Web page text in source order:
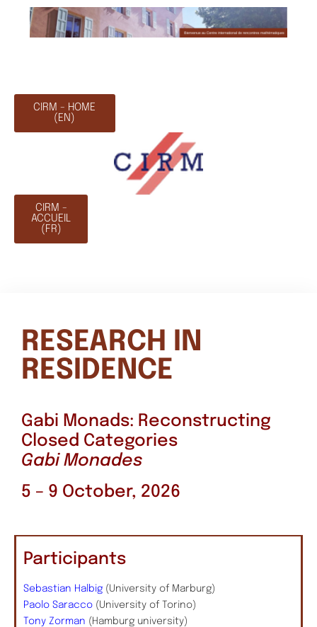
CIRM - HOME
(EN)
CIRM -
ACCUEIL
(FR)
RESEARCH IN
RESIDENCE
Gabi Monads: Reconstructing
Closed Categories
Gabi Monades
5 – 9 October, 2026
Participants
Sebastian Halbig (University of Marburg)
Paolo Saracco (University of Torino)
Tony Zorman (Hamburg university)